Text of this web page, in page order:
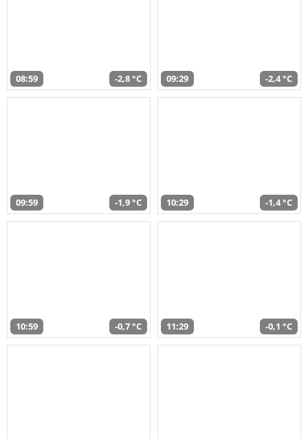
08:59 -2,8 °C 09:29 -2,4 °C
09:59 -1,9 °C 10:29 -1,4 °C
10:59 -0,7 °C 11:29 -0,1 °C